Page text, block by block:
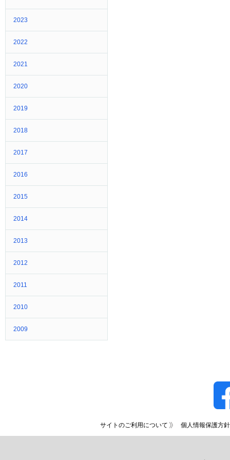
2023
2022
2021
2020
2019
2018
2017
2016
2015
2014
2013
2012
2011
2010
2009
サイトのご利用について 個人情報保護方針